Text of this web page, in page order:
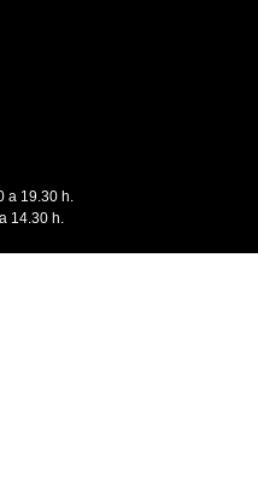
a 19.30 h.
14.30 h.